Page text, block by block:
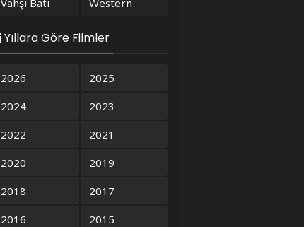
Vahşi Batı
Western
Yıllara Göre Filmler
2026
2025
2024
2023
2022
2021
2020
2019
2018
2017
2016
2015